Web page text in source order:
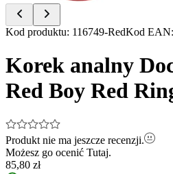
Item
of
Kod produktu: 116749-RedKod EAN:
Korek analny
Red Boy Red
Produkt nie ma jeszcze recenzji.
Możesz go ocenić Tutaj.
85,80 zł